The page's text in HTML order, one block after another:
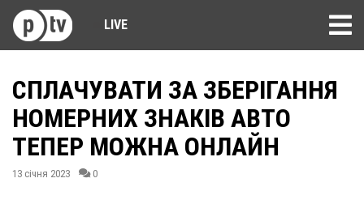
LIVE
СПЛАЧУВАТИ ЗА ЗБЕРІГАННЯ
НОМЕРНИХ ЗНАКІВ АВТО
ТЕПЕР МОЖНА ОНЛАЙН
13 січня 2023 0